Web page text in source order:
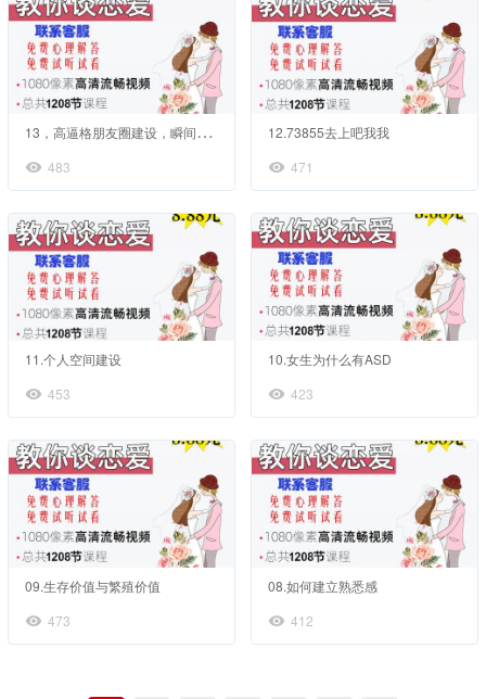
1
3，高逼格朋友圈建设，瞬间蜕变宅男女神
483
12.73855去上吧我我
471
11.个人空间建设
453
10.女生为什么有ASD
423
09.生存价值与繁殖价值
473
08.如何建立熟悉感
412